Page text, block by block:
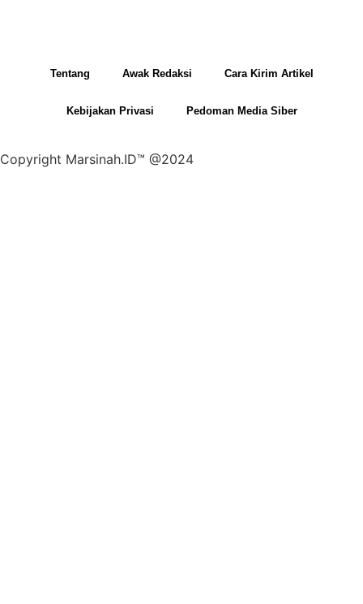
Tentang Awak Redaksi Cara Kirim Artikel
Kebijakan Privasi Pedoman Media Siber
Copyright Marsinah.ID™ @2024